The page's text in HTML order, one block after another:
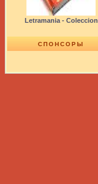
Letramania - Coleccion
СПОНСОРЫ